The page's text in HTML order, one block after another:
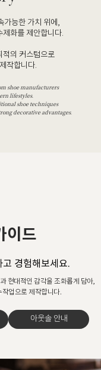
가능한 가치 위에,
제화를 제안합니다.
적의 커스텀으로
작합니다.
shoe manufacturers
lifestyles.
shoe techniques
decorative advantages.
이드
경험해보세요.
현대적인 감각을 조화롭게 담아,
업으로 제작합니다.
아웃솔 안내